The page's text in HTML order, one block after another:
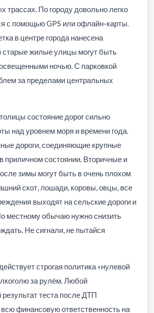
трассах. По городу довольно легко
с помощью GPS или офлайн-карты.
в центре города нанесена
старые жилые улицы могут быть
ночью. С парковкой
за пределами центральных
состояние дорог сильно
над уровнем моря и времени года.
дороги, соединяющие крупные
приличном состоянии. Вторичные и
зимы могут быть в очень плохом
скот, лошади, коровы, овцы, все
выходят на сельские дороги и
местному обычаю нужно снизить
Не сигнали, не пытайся
строгая политика «нулевой
за рулём. Любой
теста после ДТП
финансовую ответственность на